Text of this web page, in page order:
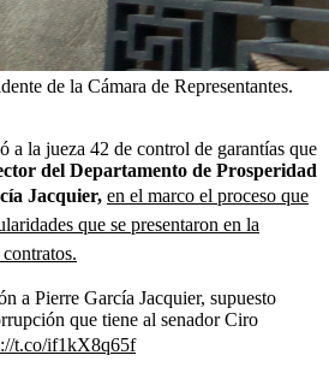
de la Cámara de Representantes.
a la jueza 42 de control de garantías que
del Departamento de Prosperidad
Jacquier, en el marco el proceso que
que se presentaron en la
a Pierre García Jacquier, supuesto
que tiene al senador Ciro
t.co/if1kX8q65f